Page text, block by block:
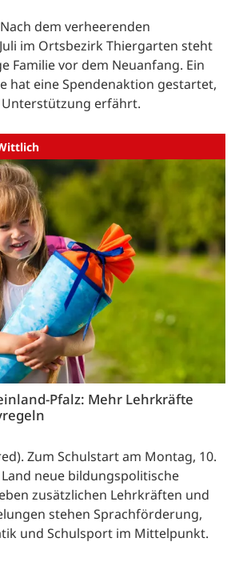
dem verheerenden
im Ortsbezirk Thiergarten steht
Familie vor dem Neuanfang. Ein
hat eine Spendenaktion gestartet,
erfährt.
Pfalz: Mehr Lehrkräfte
Zum Schulstart am Montag, 10.
neue bildungspolitische
zusätzlichen Lehrkräften und
stehen Sprachförderung,
und Schulsport im Mittelpunkt.